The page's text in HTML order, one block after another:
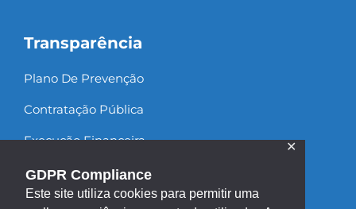
GDPR Compliance
Este site utiliza cookies para permitir uma
✕
Transparência
Plano De Prevenção
Contratação Pública
Execução Financeira
Recursos Humanos